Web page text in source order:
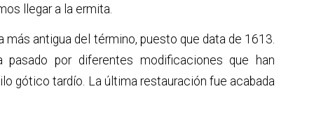
llegar a la ermita.
antigua del término, puesto que data de 1613.
por diferentes modificaciones que han
gótico tardío. La última restauración fue acabada